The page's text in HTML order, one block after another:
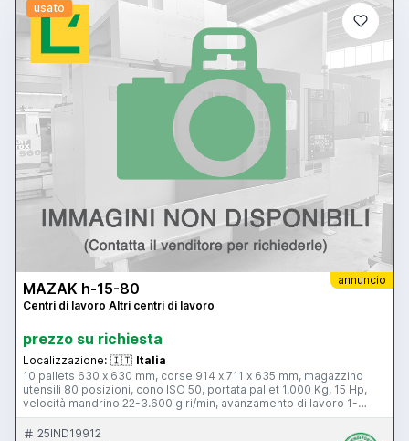
usato
annuncio
MAZAK h-15-80
Centri di lavoro Altri centri di lavoro
prezzo su richiesta
Localizzazione: 🇮🇹 Italia
10 pallets 630 x 630 mm, corse 914 x 711 x 635 mm, magazzino
utensili 80 posizioni, cono ISO 50, portata pallet 1.000 Kg, 15 Hp,
velocità mandrino 22-3.600 giri/min, avanzamento di lavoro 1-
5.000 mm/min, avanzamento rapido 12.000 mm/min, CNC
MAZATROL CAM M-2.
25IND19912